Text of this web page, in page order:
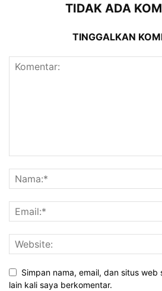
TIDAK ADA
TINGGALKAN
Simpan nama, email, dan situs
lain kali saya berkomentar.